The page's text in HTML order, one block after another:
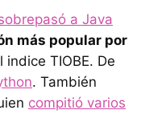
a Java
más popular por
indice TIOBE. De
. También
compitió varios